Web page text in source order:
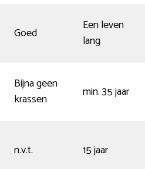
Goed
Een leven
lang
Bijna geen
krassen
min. 35 jaar
n.v.t. 15 jaar